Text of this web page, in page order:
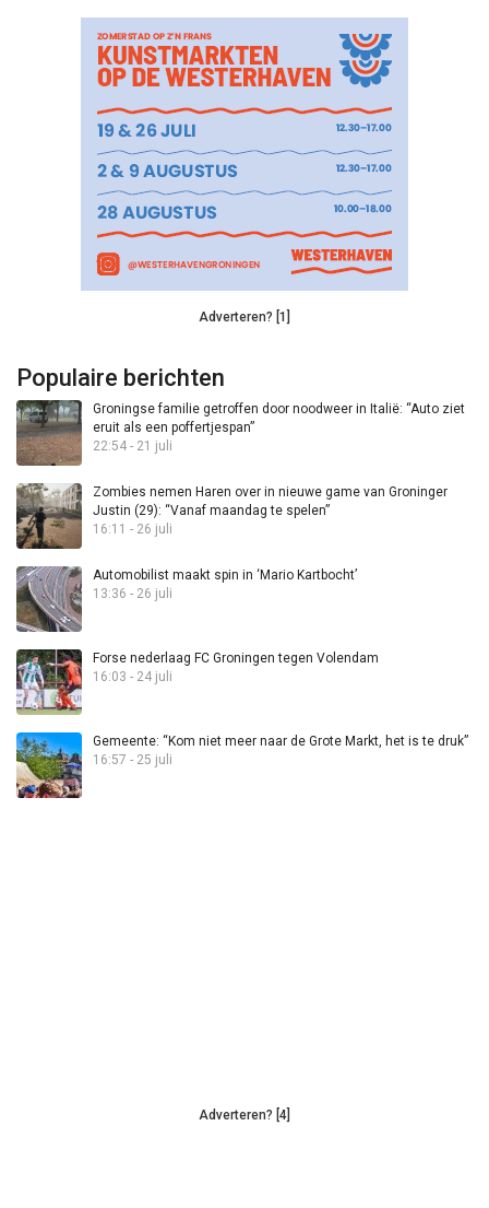
Adverteren? [1]
Populaire berichten
Groningse familie getroffen door noodweer in Italië: “Auto ziet
eruit als een poffertjespan”
22:54 - 21 juli
Zombies nemen Haren over in nieuwe game van Groninger
Justin (29): “Vanaf maandag te spelen”
16:11 - 26 juli
Automobilist maakt spin in ‘Mario Kartbocht’
13:36 - 26 juli
Forse nederlaag FC Groningen tegen Volendam
16:03 - 24 juli
Gemeente: “Kom niet meer naar de Grote Markt, het is te druk”
16:57 - 25 juli
Adverteren? [4]